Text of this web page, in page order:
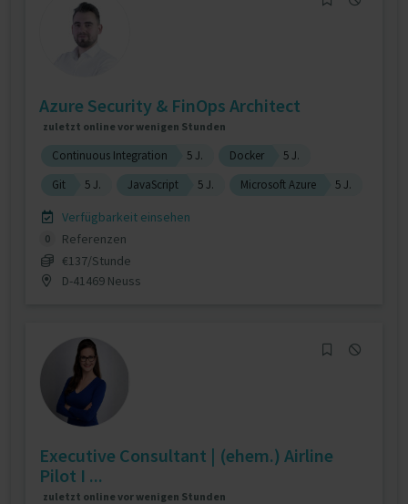
Azure Security & FinOps Architect
zuletzt online vor wenigen Stunden
Continuous Integration 5 J. Docker
5 J.
Git
5 J. JavaScript 5 J. Microsoft Azure 5 J.
Verfügbarkeit einsehen
0
Referenzen
€137/Stunde
D-41469 Neuss
Executive Consultant | (ehem.) Airline
Pilot I ...
zuletzt online vor wenigen Stunden